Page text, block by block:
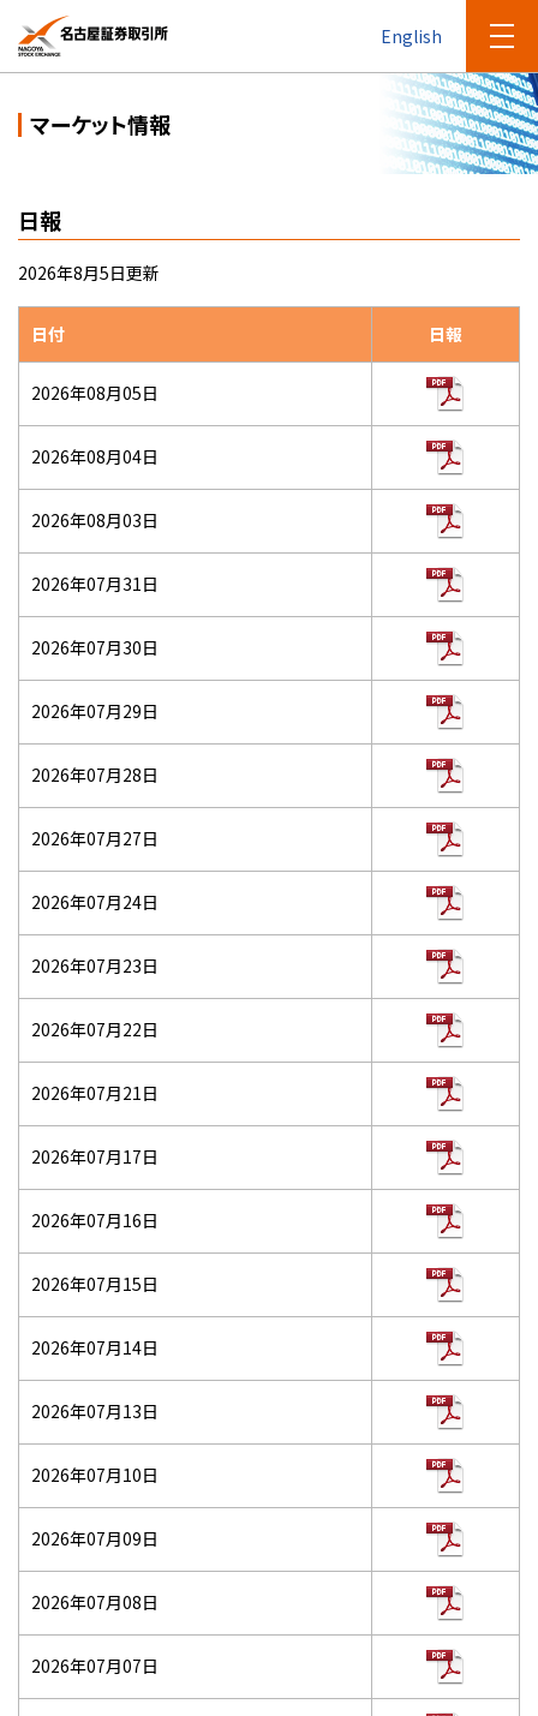
English
マーケット情報
日報
2026年8月5日更新
日付 日報
2026年08月05日
2026年08月04日
2026年08月03日
2026年07月31日
2026年07月30日
2026年07月29日
2026年07月28日
2026年07月27日
2026年07月24日
2026年07月23日
2026年07月22日
2026年07月21日
2026年07月17日
2026年07月16日
2026年07月15日
2026年07月14日
2026年07月13日
2026年07月10日
2026年07月09日
2026年07月08日
2026年07月07日